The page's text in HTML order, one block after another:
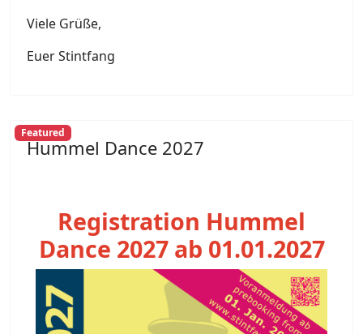
Viele Grüße,
Euer Stintfang
Featured
Hummel Dance 2027
Registration Hummel
Dance 2027 ab 01.01.2027